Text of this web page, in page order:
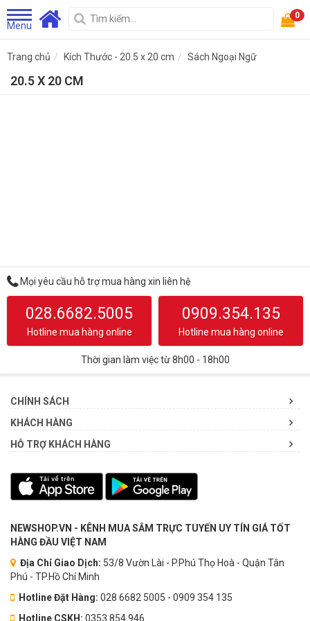
Menu
0
Trang chủ Kích Thước - 20.5 x 20 cm Sách Ngoại Ngữ
20.5 X 20 CM
Mọi yêu cầu hỗ trợ mua hàng xin liên hệ
028.6682.5005
Hotline mua hàng online
0909.354.135
Hotline mua hàng online
Thời gian làm việc từ 8h00 - 18h00
CHÍNH SÁCH
KHÁCH HÀNG
HỖ TRỢ KHÁCH HÀNG
NEWSHOP.VN - KÊNH MUA SẮM TRỰC TUYẾN UY TÍN GIÁ TỐT
HÀNG ĐẦU VIỆT NAM
Địa Chỉ Giao Dịch: 53/8 Vườn Lài - P.Phú Thọ Hoà - Quận Tân
Phú - TP.Hồ Chí Minh
Hotline Đặt Hàng: 028 6682 5005 - 0909 354 135
Hotline CSKH: 0353.854.946